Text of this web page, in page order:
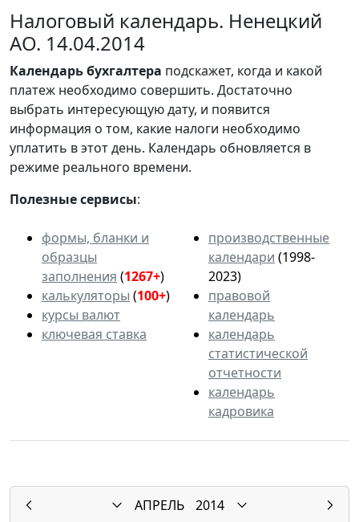
Налоговый календарь. Ненецкий
АО. 14.04.2014
Календарьбухгалтера подскажет, когда и какой
платеж необходимо совершить. Достаточно
выбрать интересующую дату, и появится
информация о том, какие налоги необходимо
уплатить в этот день. Календарь обновляется в
режиме реального времени.
Полезные сервисы:
формы, бланки и
образцы
заполнения (1267+)
калькуляторы (100+)
курсы валют
ключевая ставка
производственные
календари (1998-
2023)
правовой
календарь
календарь
статистической
отчетности
календарь
кадровика
АПРЕЛЬ
2014